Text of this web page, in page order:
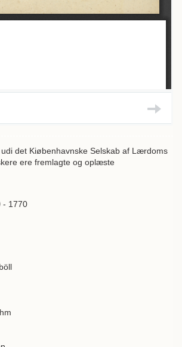
det Kiøbenhavnske Selskab af Lærdoms
ere fremlagte og oplæste
- 1770